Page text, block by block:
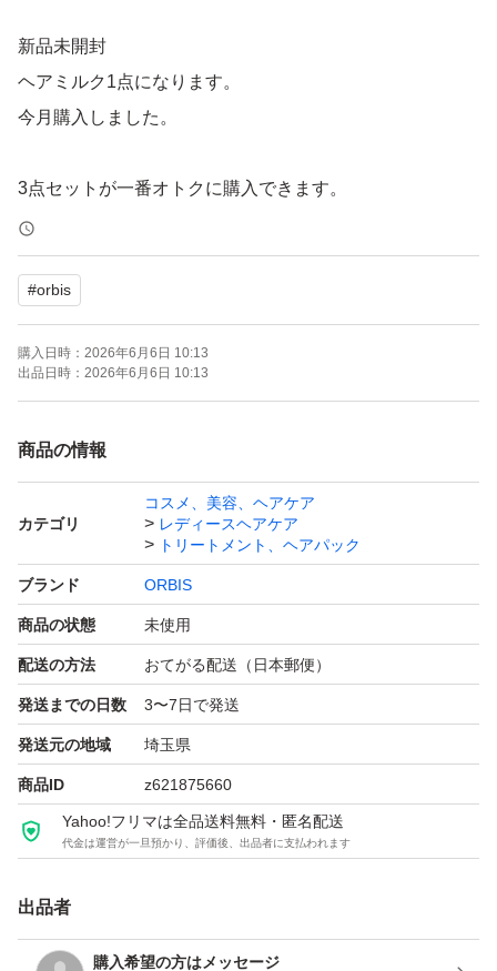
新品未開封
ヘアミルク1点になります。
今月購入しました。
3点セットが一番オトクに購入できます。
出品しておりますのでご検討ください
OPP等にはいれず、そのまま発送
開封後はメーカー元へ問い合わせはください。
ーーーーー
遅くなる場合もございますがご理解ください。
再出品、専用出品可→お気軽にご質問下さい。
#orbis
購入日時： 2026年6月6日 10:13
出品日時： 2026年6月6日 10:13
商品の情報
カテゴリ
コスメ、美容、ヘアケア
レディースヘアケア
トリートメント、ヘアパック
ブランド ORBIS
商品の状態 未使用
配送の方法 おてがる配送（日本郵便）
発送までの日数 3〜7日で発送
発送元の地域 埼玉県
商品ID z621875660
Yahoo!フリマは全品送料無料・匿名配送
代金は運営が一旦預かり、評価後、出品者に支払われます
出品者
購入希望の方はメッセージ